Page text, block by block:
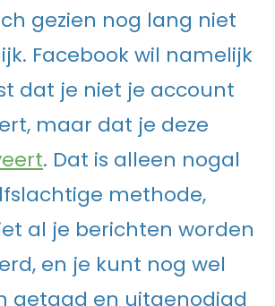
gezien nog lang niet
Facebook wil namelijk
dat je niet je account
maar dat je deze
. Dat is alleen nogal
methode,
al je berichten worden
en je kunt nog wel
getagd en uitgenodigd